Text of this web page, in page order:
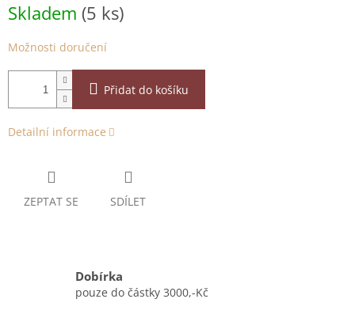
cena:
Skladem (5 ks)
Možnosti doručení
Přidat do košíku
Detailní informace
ZEPTAT SE SDÍLET
Dobírka
pouze do částky 3000,-Kč